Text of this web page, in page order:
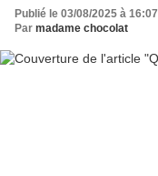
Publié le 03/08/2025 à 16:07
Par madame chocolat